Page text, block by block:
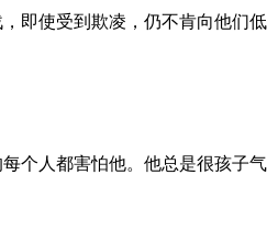
即使受到欺凌，仍不肯向他们
个人都害怕他。他总是很孩子